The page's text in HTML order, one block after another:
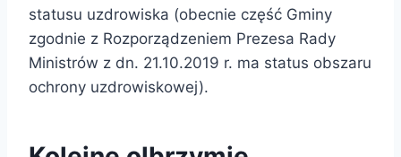
statusu uzdrowiska (obecnie część Gminy
zgodnie z Rozporządzeniem Prezesa Rady
Ministrów z dn. 21.10.2019 r. ma status obszaru
ochrony uzdrowiskowej).